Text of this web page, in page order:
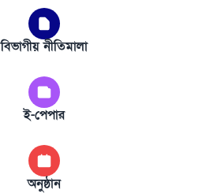
বিভাগীয় নীতিমালা
ই-পেপার
অনুষ্ঠান